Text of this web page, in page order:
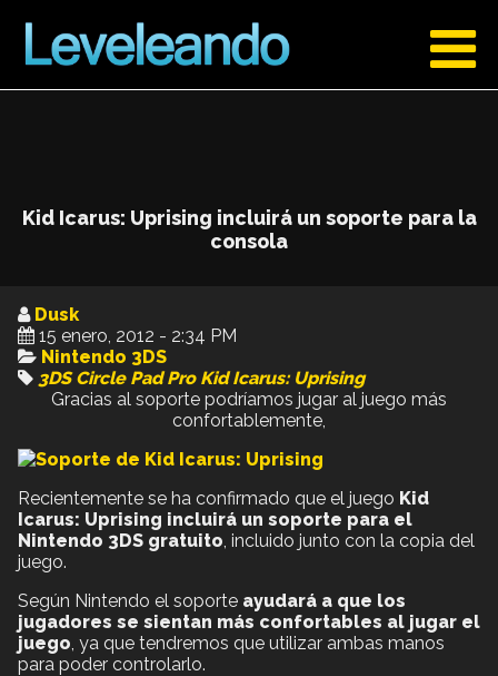
Kid Icarus: Uprising incluirá un soporte para la
consola
Dusk
15 enero, 2012 - 2:34 PM
Nintendo 3DS
3DS Circle Pad Pro Kid Icarus: Uprising
Gracias al soporte podríamos jugar al juego más
confortablemente,
Recientemente se ha confirmado que el juego Kid
Icarus: Uprising incluirá un soporte para el
Nintendo 3DS gratuito , incluido junto con la copia del
juego.
Según Nintendo el soporte ayudará a que los
jugadores se sientan más confortables al jugar el
juego , ya que tendremos que utilizar ambas manos
para poder controlarlo.